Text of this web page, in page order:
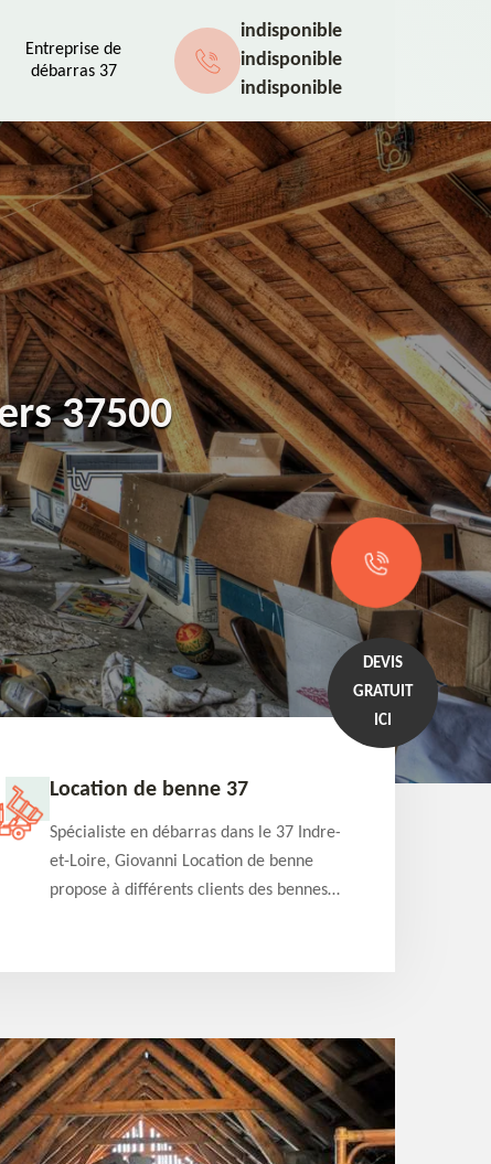
Entreprise de
débarras 37
indisponible
indisponible
indisponible
37500
DEVIS
GRATUIT
ICI
Location de benne 37
Spécialiste en débarras dans le 37 Indre-
et-Loire, Giovanni Location de benne
propose à différents clients des bennes